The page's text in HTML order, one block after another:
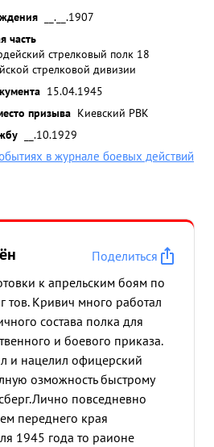
__.__.1907
часть
стрелковый полк 18
стрелковой дивизии
15.04.1945
призыва Киевский РВК
__.10.1929
в журнале боевых действий
Поделиться
к апрельским боям по
тов. Кривич много работал
состава полка для
и боевого приказа.
и нацелил офицерский
озможность быстрому
повседневно
переднего края
1945 года то раионе